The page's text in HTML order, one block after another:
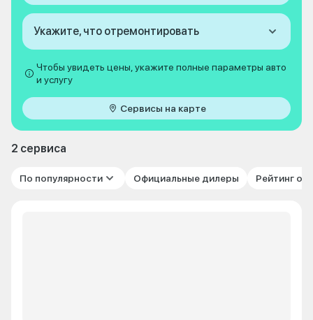
Укажите, что отремонтировать
Чтобы увидеть цены, укажите полные параметры авто
и услугу
Сервисы на карте
2 сервиса
По популярности Официальные дилеры Рейтинг